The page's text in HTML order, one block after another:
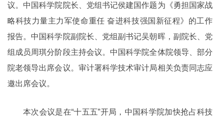
议。中国科学院院长、党组书记侯建国作题为《勇担国家战
略科技力量主力军使命重任 奋进科技强国新征程》的工作
报告。中国科学院副院长、党组副书记吴朝晖，副院长、党
组成员周琪分阶段主持会议。中国科学院全体院领导、部分
院老领导出席会议。审计署科学技术审计局相关负责同志应
邀出席会议。
本次会议是在“十五五”开局，中国科学院加快抢占科技